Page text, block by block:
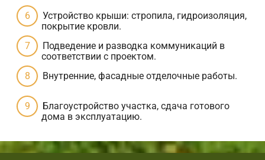
Устройство крыши: стропила, гидроизоляция,
покрытие кровли.
Подведение и разводка коммуникаций в
соответствии с проектом.
Внутренние, фасадные отделочные работы.
Благоустройство участка, сдача готового
дома в эксплуатацию.